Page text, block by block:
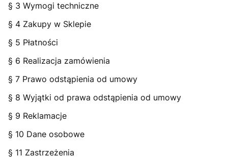
§ 3 Wymogi techniczne
§ 4 Zakupy w Sklepie
§ 5 Płatności
§ 6 Realizacja zamówienia
§ 7 Prawo odstąpienia od umowy
§ 8 Wyjątki od prawa odstąpienia od umowy
§ 9 Reklamacje
§ 10 Dane osobowe
§ 11 Zastrzeżenia